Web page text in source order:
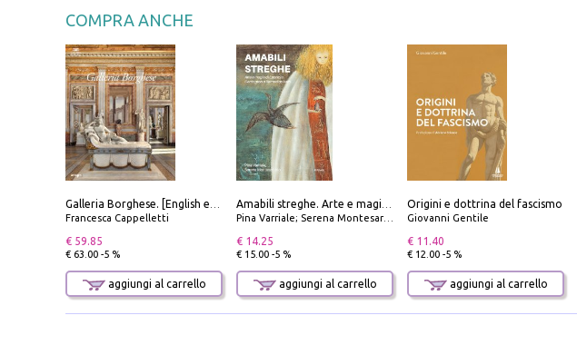
COMPRA ANCHE
Francesca Cappelletti
€ 59.85
€ 63.00 -5 %
aggiungi al carrello
Pina Varriale; Serena Montesarchio
€ 14.25
€ 15.00 -5 %
aggiungi al carrello
Origini e dottrina del fascismo
Giovanni Gentile
€ 11.40
€ 12.00 -5 %
aggiungi al carrello